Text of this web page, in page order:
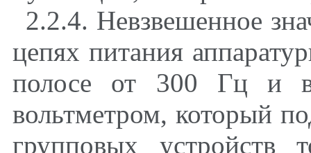
2.2.4. Невзвешенное
цепях питания
полосе от 300 Гц и
вольтметром, который
групповых устройств